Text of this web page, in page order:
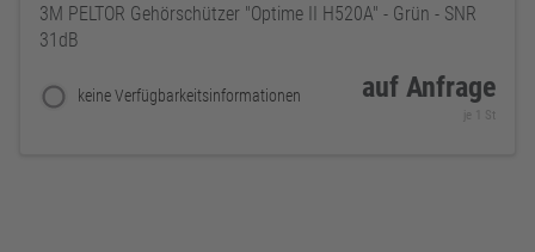
3M PELTOR Gehörschützer "Optime II H520A" - Grün - SNR
31dB
keine Verfügbarkeitsinformationen auf Anfrage
je 1 St